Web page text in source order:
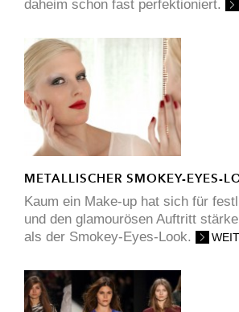
daheim schon fast perfektioniert.
METALLISCHER SMOKEY-EYES-
Kaum ein Make-up hat sich für
und den glamourösen Auftritt
als der Smokey-Eyes-Look.